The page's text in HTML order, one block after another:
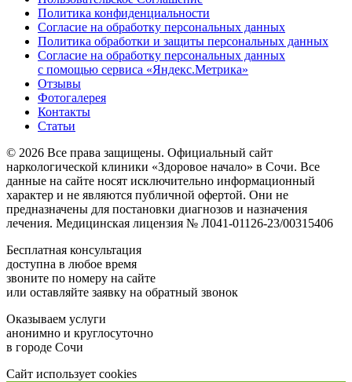
Политика конфиденциальности
Согласие на обработку персональных данных
Политика обработки и защиты персональных данных
Согласие на обработку персональных данных
с помощью сервиса «Яндекс.Метрика»
Отзывы
Фотогалерея
Контакты
Статьи
© 2026 Все права защищены. Официальный сайт
наркологической клиники «Здоровое начало» в Сочи. Все
данные на сайте носят исключительно информационный
характер и не являются публичной офертой. Они не
предназначены для постановки диагнозов и назначения
лечения. Медицинская лицензия № Л041-01126-23/00315406
Бесплатная консультация
доступна в любое время
звоните по номеру на сайте
или оставляйте заявку на обратный звонок
Оказываем услуги
анонимно и круглосуточно
в городе Сочи
Сайт использует cookies